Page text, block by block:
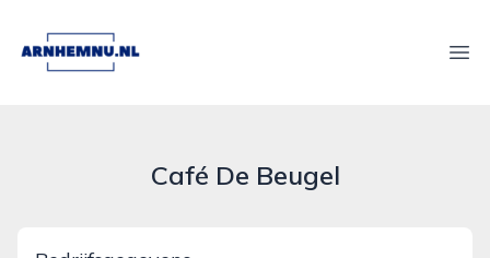
arnhemnu.nl
Café De Beugel